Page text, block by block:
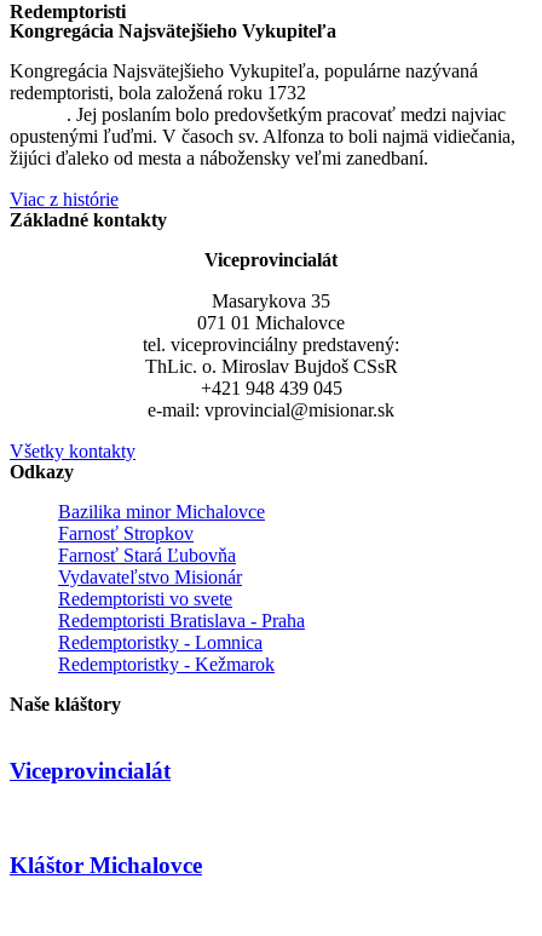
Redemptoristi
Kongregácia Najsvätejšieho Vykupiteľa
Kongregácia Najsvätejšieho Vykupiteľa, populárne nazývaná
redemptoristi, bola založená roku 1732
. Jej poslaním bolo predovšetkým pracovať medzi najviac
opustenými ľuďmi. V časoch sv. Alfonza to boli najmä vidiečania,
žijúci ďaleko od mesta a nábožensky veľmi zanedbaní.
Viac z histórie
Základné kontakty
Viceprovincialát
Masarykova 35
071 01 Michalovce
tel. viceprovinciálny predstavený:
ThLic. o. Miroslav Bujdoš CSsR
+421 948 439 045
e-mail: vprovincial@misionar.sk
Všetky kontakty
Odkazy
Bazilika minor Michalovce
Farnosť Stropkov
Farnosť Stará Ľubovňa
Vydavateľstvo Misionár
Redemptoristi vo svete
Redemptoristi Bratislava - Praha
Redemptoristky - Lomnica
Redemptoristky - Kežmarok
Naše kláštory
Viceprovincialát
Kláštor Michalovce